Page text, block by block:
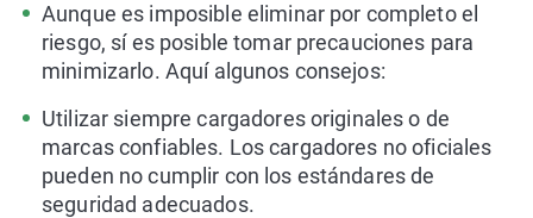
Aunque es imposible eliminar por completo el
riesgo, sí es posible tomar precauciones para
minimizarlo. Aquí algunos consejos:
Utilizar siempre cargadores originales o de
marcas confiables. Los cargadores no oficiales
pueden no cumplir con los estándares de
seguridad adecuados.